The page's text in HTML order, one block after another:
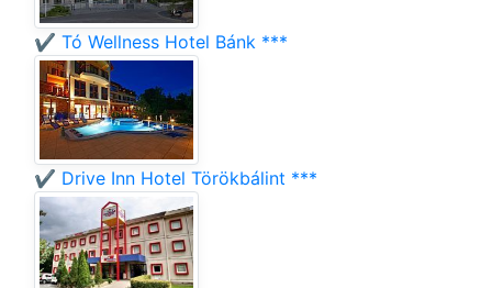
✔️ Tó Wellness Hotel Bánk ***
✔️ Drive Inn Hotel Törökbálint ***